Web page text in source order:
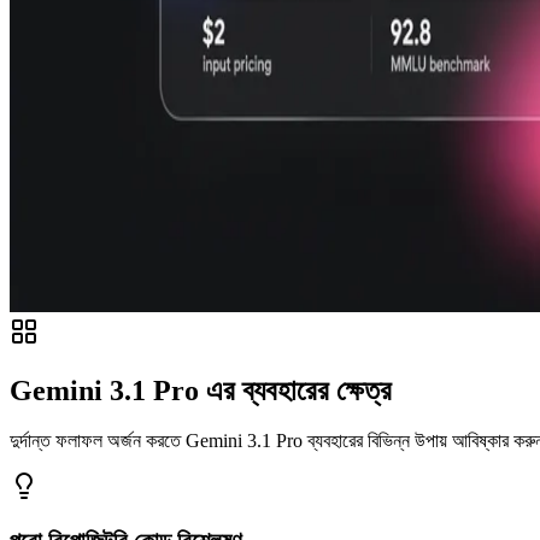
Gemini 3.1 Pro এর ব্যবহারের ক্ষেত্র
দুর্দান্ত ফলাফল অর্জন করতে Gemini 3.1 Pro ব্যবহারের বিভিন্ন উপায় আবিষ্কার